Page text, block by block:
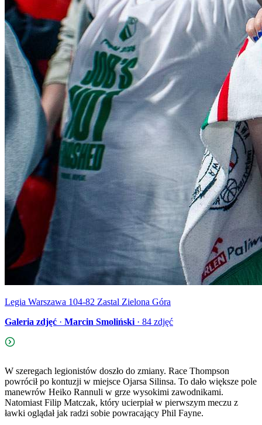
Legia Warszawa 104-82 Zastal Zielona Góra
Galeria zdjęć · Marcin Smoliński · 84 zdjęć
W szeregach legionistów doszło do zmiany. Race Thompson
powrócił po kontuzji w miejsce Ojarsa Silinsa. To dało większe pole
manewrów Heiko Rannuli w grze wysokimi zawodnikami.
Natomiast Filip Matczak, który ucierpiał w pierwszym meczu z
ławki oglądał jak radzi sobie powracający Phil Fayne.